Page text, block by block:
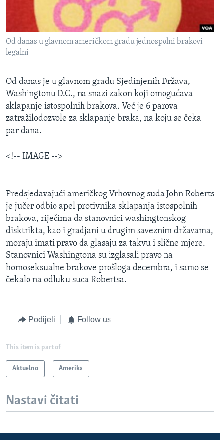
MAGAZIN
O GLASU AMERIKE
Learning English
PRATITE NAS
Jezici
Od danas u glavnom američkom gradu jednospolni brakovi
legalni
Od danas je u glavnom gradu Sjedinjenih Država,
Washingtonu D.C., na snazi zakon koji omogućava
sklapanje istospolnih brakova. Već je 6 parova
zatražilodozvole za sklapanje braka, na koju se čeka
par dana.
<!-- IMAGE -->
Predsjedavajući američkog Vrhovnog suda John Roberts
je jučer odbio apel protivnika sklapanja istospolnih
brakova, riječima da stanovnici washingtonskog
disktrikta, kao i gradjani u drugim saveznim državama,
moraju imati pravo da glasaju za takvu i slične mjere.
Stanovnici Washingtona su izglasali pravo na
homoseksualne brakove prošloga decembra, i samo se
čekalo na odluku suca Robertsa.
Podijeli Follow us
This item is part of
Aktuelno Amerika
Nastavi čitati